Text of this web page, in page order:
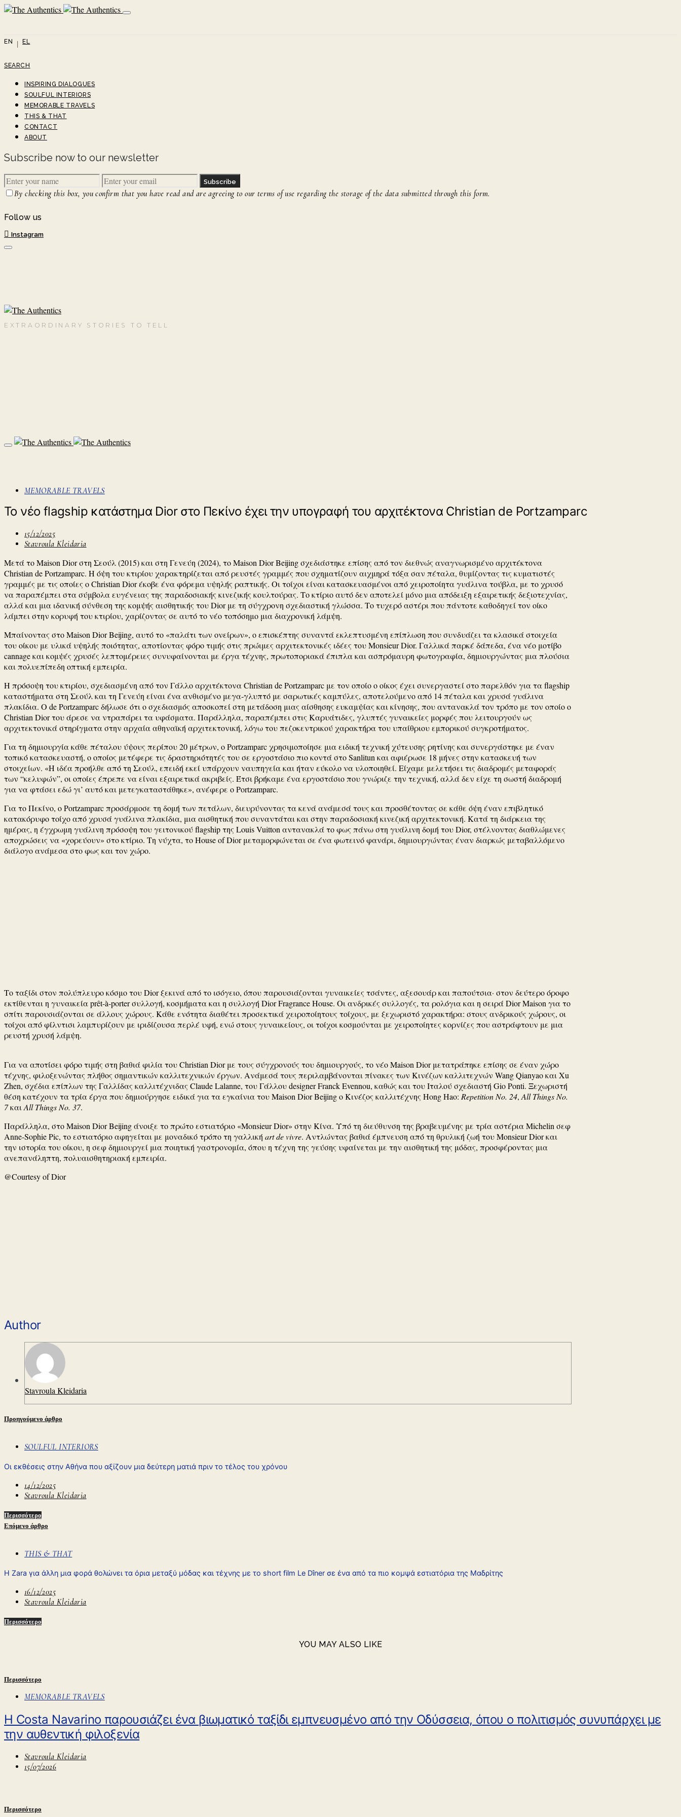
EN EL
SEARCH
INSPIRING DIALOGUES
SOULFUL INTERIORS
MEMORABLE TRAVELS
THIS & THAT
CONTACT
ABOUT
Subscribe now to our newsletter
Subscribe
By checking this box, you confirm that you have read and are agreeing to our terms of use regarding the storage of the data submitted through this form.
Follow us
Instagram
EXTRAORDINARY STORIES TO TELL
MEMORABLE TRAVELS
Το νέο flagship κατάστημα Dior στο Πεκίνο έχει την υπογραφή του αρχιτέκτονα Christian de Portzamparc
15/12/2025
Stavroula Kleidaria
Mετά το Maison Dior στη Σεούλ (2015) και στη Γενεύη (2024), το Maison Dior Beijing σχεδιάστηκε επίσης από τον διεθνώς αναγνωρισμένο αρχιτέκτονα
Christian de Portzamparc. Η όψη του κτιρίου χαρακτηρίζεται από ρευστές γραμμές που σχηματίζουν αιχμηρά τόξα σαν πέταλα, θυμίζοντας τις κυματιστές
γραμμές με τις οποίες ο Christian Dior έκοβε ένα φόρεμα υψηλής ραπτικής. Οι τοίχοι είναι κατασκευασμένοι από χειροποίητα γυάλινα τούβλα, με το χρυσό
να παραπέμπει στα σύμβολα ευγένειας της παραδοσιακής κινεζικής κουλτούρας. Το κτίριο αυτό δεν αποτελεί μόνο μια απόδειξη εξαιρετικής δεξιοτεχνίας,
αλλά και μια ιδανική σύνθεση της κομψής αισθητικής του Dior με τη σύγχρονη σχεδιαστική γλώσσα. Το τυχερό αστέρι που πάντοτε καθοδηγεί τον οίκο
λάμπει στην κορυφή του κτιρίου, χαρίζοντας σε αυτό το νέο τοπόσημο μια διαχρονική λάμψη.
Μπαίνοντας στο Maison Dior Beijing, αυτό το «παλάτι των ονείρων», ο επισκέπτης συναντά εκλεπτυσμένη επίπλωση που συνδυάζει τα κλασικά στοιχεία
του οίκου με υλικά υψηλής ποιότητας, αποτίοντας φόρο τιμής στις πρώιμες αρχιτεκτονικές ιδέες του Monsieur Dior. Γαλλικά παρκέ δάπεδα, ένα νέο μοτίβο
cannage και κομψές χρυσές λεπτομέρειες συνυφαίνονται με έργα τέχνης, πρωτοποριακά έπιπλα και ασπρόμαυρη φωτογραφία, δημιουργώντας μια πλούσια
και πολυεπίπεδη οπτική εμπειρία.
Η πρόσοψη του κτιρίου, σχεδιασμένη από τον Γάλλο αρχιτέκτονα Christian de Portzamparc με τον οποίο ο οίκος έχει συνεργαστεί στο παρελθόν για τα flagship
καταστήματα στη Σεούλ και τη Γενεύη είναι ένα ανθισμένο μεγα-γλυπτό με σαρωτικές καμπύλες, αποτελούμενο από 14 πέταλα και χρυσά γυάλινα
πλακίδια. Ο de Portzamparc δήλωσε ότι ο σχεδιασμός αποσκοπεί στη μετάδοση μιας αίσθησης ευκαμψίας και κίνησης, που αντανακλά τον τρόπο με τον οποίο ο
Christian Dior του άρεσε να ντραπάρει τα υφάσματα. Παράλληλα, παραπέμπει στις Καρυάτιδες, γλυπτές γυναικείες μορφές που λειτουργούν ως
αρχιτεκτονικά στηρίγματα στην αρχαία αθηναϊκή αρχιτεκτονική, λόγω του πεζοκεντρικού χαρακτήρα του υπαίθριου εμπορικού συγκροτήματος.
Για τη δημιουργία κάθε πέταλου ύψους περίπου 20 μέτρων, ο Portzamparc χρησιμοποίησε μια ειδική τεχνική χύτευσης ρητίνης και συνεργάστηκε με έναν
τοπικό κατασκευαστή, ο οποίος μετέφερε τις δραστηριότητές του σε εργοστάσιο πιο κοντά στο Sanlitun και αφιέρωσε 18 μήνες στην κατασκευή των
στοιχείων. «Η ιδέα προήλθε από τη Σεούλ, επειδή εκεί υπάρχουν ναυπηγεία και ήταν εύκολο να υλοποιηθεί. Είχαμε μελετήσει τις διαδρομές μεταφοράς
των “κελυφών”, οι οποίες έπρεπε να είναι εξαιρετικά ακριβείς. Έτσι βρήκαμε ένα εργοστάσιο που γνώριζε την τεχνική, αλλά δεν είχε τη σωστή διαδρομή
για να φτάσει εδώ γι’ αυτό και μετεγκαταστάθηκε», ανέφερε ο Portzamparc.
Για το Πεκίνο, ο Portzamparc προσάρμοσε τη δομή των πετάλων, διευρύνοντας τα κενά ανάμεσά τους και προσθέτοντας σε κάθε όψη έναν επιβλητικό
κατακόρυφο τοίχο από χρυσά γυάλινα πλακίδια, μια αισθητική που συναντάται και στην παραδοσιακή κινεζική αρχιτεκτονική. Κατά τη διάρκεια της
ημέρας, η έγχρωμη γυάλινη πρόσοψη του γειτονικού flagship της Louis Vuitton αντανακλά το φως πάνω στη γυάλινη δομή του Dior, στέλνοντας διαθλώμενες
αποχρώσεις να «χορεύουν» στο κτίριο. Τη νύχτα, το House of Dior μεταμορφώνεται σε ένα φωτεινό φανάρι, δημιουργώντας έναν διαρκώς μεταβαλλόμενο
διάλογο ανάμεσα στο φως και τον χώρο.
Το ταξίδι στον πολύπλευρο κόσμο του Dior ξεκινά από το ισόγειο, όπου παρουσιάζονται γυναικείες τσάντες, αξεσουάρ και παπούτσια· στον δεύτερο όροφο
εκτίθενται η γυναικεία prêt-à-porter συλλογή, κοσμήματα και η συλλογή Dior Fragrance House. Οι ανδρικές συλλογές, τα ρολόγια και η σειρά Dior Maison για το
σπίτι παρουσιάζονται σε άλλους χώρους. Κάθε ενότητα διαθέτει προσεκτικά χειροποίητους τοίχους, με ξεχωριστό χαρακτήρα: στους ανδρικούς χώρους, οι
τοίχοι από φίλντισι λαμπυρίζουν με ιριδίζουσα περλέ υφή, ενώ στους γυναικείους, οι τοίχοι κοσμούνται με χειροποίητες κορνίζες που αστράφτουν με μια
ρευστή χρυσή λάμψη.
Για να αποτίσει φόρο τιμής στη βαθιά φιλία του Christian Dior με τους σύγχρονούς του δημιουργούς, το νέο Maison Dior μετατράπηκε επίσης σε έναν χώρο
τέχνης, φιλοξενώντας πλήθος σημαντικών καλλιτεχνικών έργων. Ανάμεσά τους περιλαμβάνονται πίνακες των Κινέζων καλλιτεχνών Wang Qianyao και Xu
Zhen, σχέδια επίπλων της Γαλλίδας καλλιτέχνιδας Claude Lalanne, του Γάλλου designer Franck Evennou, καθώς και του Ιταλού σχεδιαστή Gio Ponti. Ξεχωριστή
θέση κατέχουν τα τρία έργα που δημιούργησε ειδικά για τα εγκαίνια του Maison Dior Beijing ο Κινέζος καλλιτέχνης Hong Hao: Repetition No. 24, All Things No.
7καιAll Things No. 37.
Παράλληλα, στο Maison Dior Beijing άνοιξε το πρώτο εστιατόριο «Monsieur Dior» στην Κίνα. Υπό τη διεύθυνση της βραβευμένης με τρία αστέρια Michelin σεφ
Anne-Sophie Pic, το εστιατόριο αφηγείται με μοναδικό τρόπο τη γαλλική art de vivre. Αντλώντας βαθιά έμπνευση από τη θρυλική ζωή του Monsieur Dior και
την ιστορία του οίκου, η σεφ δημιουργεί μια ποιητική γαστρονομία, όπου η τέχνη της γεύσης υφαίνεται με την αισθητική της μόδας, προσφέροντας μια
ανεπανάληπτη, πολυαισθητηριακή εμπειρία.
@Courtesy of Dior
Author
Stavroula Kleidaria
Προηγούμενο άρθρο
SOULFUL INTERIORS
Oι εκθέσεις στην Αθήνα που αξίζουν μια δεύτερη ματιά πριν το τέλος του χρόνου
14/12/2025
Stavroula Kleidaria
Περισσότερο
Επόμενο άρθρο
THIS & THAT
H Zara για άλλη μια φορά θολώνει τα όρια μεταξύ μόδας και τέχνης με το short film Le Dîner σε ένα από τα πιο κομψά εστιατόρια της Μαδρίτης
16/12/2025
Stavroula Kleidaria
Περισσότερο
YOU MAY ALSO LIKE
Περισσότερο
MEMORABLE TRAVELS
Η Costa Navarino παρουσιάζει ένα βιωματικό ταξίδι εμπνευσμένο από την Οδύσσεια, όπου ο πολιτισμός συνυπάρχει με
την αυθεντική φιλοξενία
Stavroula Kleidaria
15/07/2026
Περισσότερο